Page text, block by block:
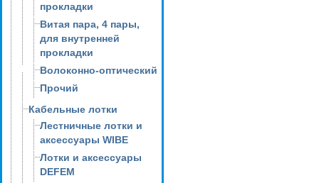
прокладки
Витая пара, 4 пары,
для внутренней
прокладки
Волоконно-оптический
Прочий
Кабельные лотки
Лестничные лотки и
аксессуары WIBE
Лотки и аксессуары
DEFEM